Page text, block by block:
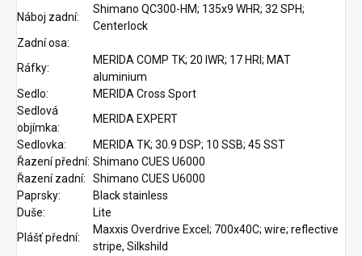
Náboj zadní:
Shimano QC300-HM; 135x9 WHR; 32 SPH;
Centerlock
Zadní osa:
Ráfky:
MERIDA COMP TK; 20 IWR; 17 HRI; MAT
aluminium
Sedlo:
MERIDA Cross Sport
Sedlová
objímka:
MERIDA EXPERT
Sedlovka:
MERIDA TK; 30.9 DSP; 10 SSB; 45 SST
Řazení přední: Shimano CUES U6000
Řazení zadní:
Shimano CUES U6000
Paprsky:
Black stainless
Duše:
Lite
Plášť přední:
Maxxis Overdrive Excel; 700x40C; wire; reflective
stripe, Silkshild